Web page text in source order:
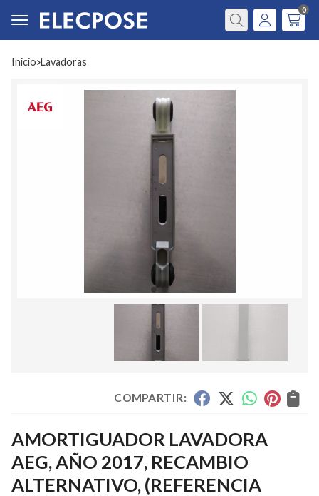
Buscar
0
Inicio lavadoras
COMPARTIR:
AMORTIGUADOR LAVADORA
AEG, AÑO 2017, RECAMBIO
ALTERNATIVO, (REFERENCIA